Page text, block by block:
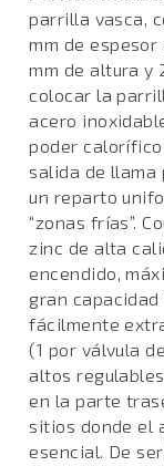
parrilla vasca,
mm de espesor
mm de altura y
colocar la
acero
poder
salida de llama
un reparto
“zonas frías”.
zinc de alta
encendido,
gran
fácilmente
(1 por válvula
altos
en la parte
sitios donde el
esencial. De